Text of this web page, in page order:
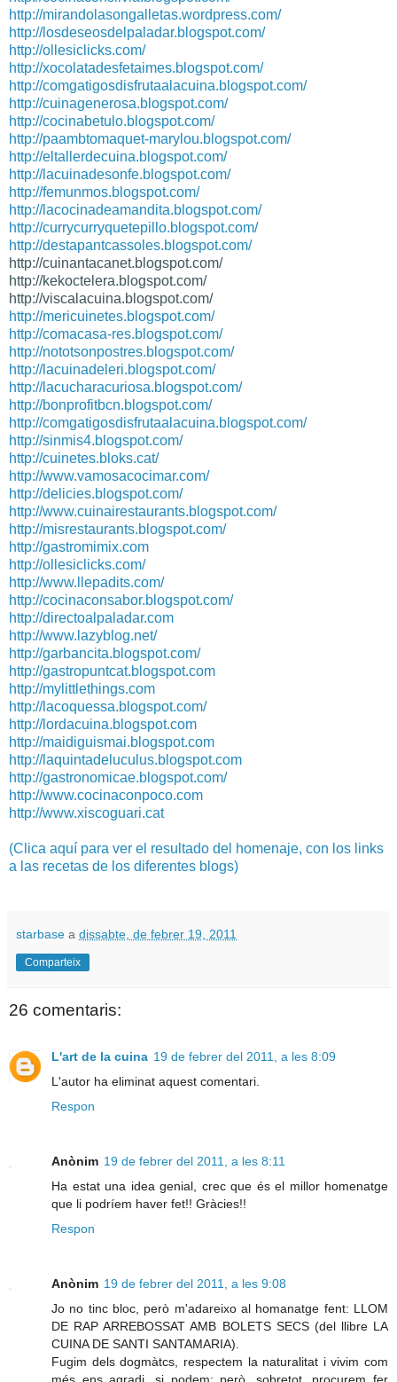
http://mirandolasongalletas.wordpress.com/
http://losdeseosdelpaladar.blogspot.com/
http://ollesiclicks.com/
http://xocolatadesfetaimes.blogspot.com/
http://comgatigosdisfrutaalacuina.blogspot.com/
http://cuinagenerosa.blogspot.com/
http://cocinabetulo.blogspot.com/
http://paambtomaquet-marylou.blogspot.com/
http://eltallerdecuina.blogspot.com/
http://lacuinadesonfe.blogspot.com/
http://femunmos.blogspot.com/
http://lacocinadeamandita.blogspot.com/
http://currycurryquetepillo.blogspot.com/
http://destapantcassoles.blogspot.com/
http://cuinantacanet.blogspot.com/
http://kekoctelera.blogspot.com/
http://viscalacuina.blogspot.com/
http://mericuinetes.blogspot.com/
http://comacasa-res.blogspot.com/
http://nototsonpostres.blogspot.com/
http://lacuinadeleri.blogspot.com/
http://lacucharacuriosa.blogspot.com/
http://bonprofitbcn.blogspot.com/
http://comgatigosdisfrutaalacuina.blogspot.com/
http://sinmis4.blogspot.com/
http://cuinetes.bloks.cat/
http://www.vamosacocimar.com/
http://delicies.blogspot.com/
http://www.cuinairestaurants.blogspot.com/
http://misrestaurants.blogspot.com/
http://gastromimix.com
http://ollesiclicks.com/
http://www.llepadits.com/
http://cocinaconsabor.blogspot.com/
http://directoalpaladar.com
http://www.lazyblog.net/
http://garbancita.blogspot.com/
http://gastropuntcat.blogspot.com
http://mylittlethings.com
http://lacoquessa.blogspot.com/
http://lordacuina.blogspot.com
http://maidiguismai.blogspot.com
http://laquintadeluculus.blogspot.com
http://gastronomicae.blogspot.com/
http://www.cocinaconpoco.com
http://www.xiscoguari.cat
(Clica aquí para ver el resultado del homenaje, con los links
a las recetas de los diferentes blogs)
starbase a dissabte, de febrer 19, 2011
Comparteix
26 comentaris:
L'art de la cuina 19 de febrer del 2011, a les 8:09
L'autor ha eliminat aquest comentari.
Respon
Anònim 19 de febrer del 2011, a les 8:11
Ha estat una idea genial, crec que és el millor homenatge
que li podríem haver fet!! Gràcies!!
Respon
Anònim 19 de febrer del 2011, a les 9:08
Jo no tinc bloc, però m'adareixo al homanatge fent: LLOM
DE RAP ARREBOSSAT AMB BOLETS SECS (del llibre LA
CUINA DE SANTI SANTAMARIA).
Fugim dels dogmàtcs, respectem la naturalitat i vivim com
més ens agradi, si podem; però, sobretot, procurem fer